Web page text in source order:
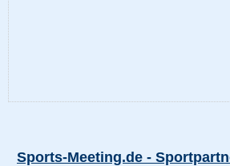
Sports-Meeting.de -